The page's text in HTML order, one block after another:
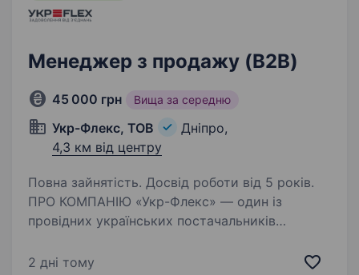
Менеджер з продажу (B2B)
45 000 грн Вища за середню
Укр-Флекс, ТОВ
Дніпро,
4,3 км від центру
Повна зайнятість. Досвід роботи від 5 років.
ПРО КОМПАНІЮ «Укр-Флекс» — один із
провідних українських постачальників
та комплектуючих для промисловості
2 дні тому